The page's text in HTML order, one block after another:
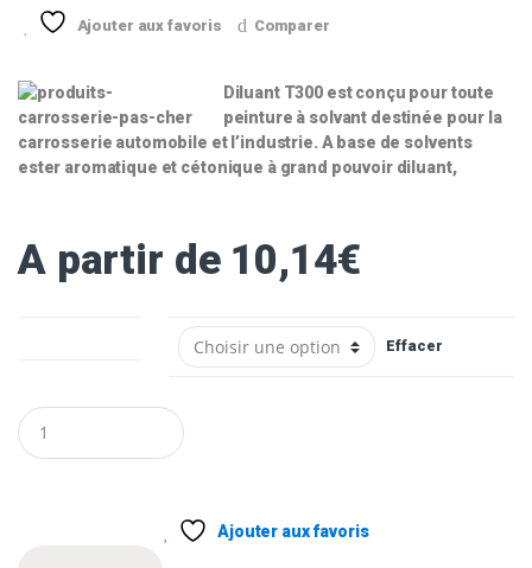
client
Ajouter aux favoris Comparer
Diluant T300 est conçu pour toute
peinture à solvant destinée pour la
carrosserie automobile et l’industrie. A base de solvents
ester aromatique et cétonique à grand pouvoir diluant,
A partir de 10,14€
Effacer
Q
u
Ajouter aux favoris